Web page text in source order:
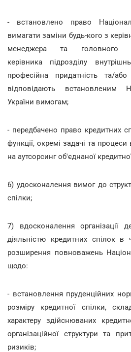
- встановлено право
вимагати заміни будь-кого з
менеджера та головного
керівника підрозділу
професійна придатність та/
відповідають встановленим
України вимогам;
- передбачено право кредитних
функції, окремі задачі та
на аутсорсинг об'єднаної
6) удосконалення вимог до
спілки;
7) вдосконалення організації
діяльністю кредитних спілок в
розширення повноважень
щодо:
- встановлення пруденційних
розміру кредитної спілки,
характеру здійснюваних
організаційної структури та
ризиків;